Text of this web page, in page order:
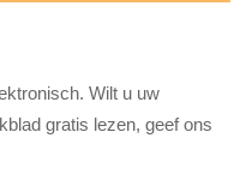
Wilt u uw
gratis lezen, geef ons